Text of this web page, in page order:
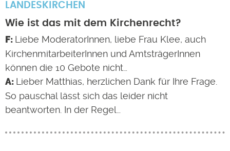
LANDESKIRCHEN
Wie ist das mit dem Kirchenrecht?
Liebe ModeratorInnen, liebe Frau Klee, auch
KirchenmitarbeiterInnen und AmtsträgerInnen
können die 10 Gebote nicht…
Lieber Matthias, herzlichen Dank für Ihre Frage.
So pauschal lässt sich das leider nicht
beantworten. In der Regel…